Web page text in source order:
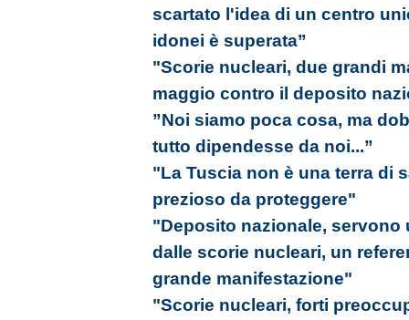
scartato l'idea di un centro
idonei è superata”
"Scorie nucleari, due grandi
maggio contro il deposito
”Noi siamo poca cosa, ma
tutto dipendesse da noi...”
"La Tuscia non è una terra di
prezioso da proteggere"
"Deposito nazionale,
dalle scorie nucleari, un
grande manifestazione"
"Scorie nucleari, forti